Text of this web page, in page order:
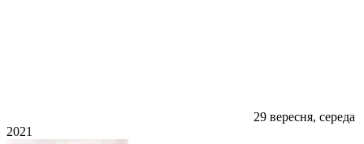
29 вересня, середа
2021